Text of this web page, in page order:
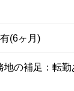
(6ヶ月)
地の補足：転